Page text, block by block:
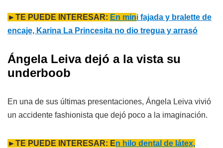
►TE PUEDE INTERESAR: En mini fajada y bralette de
encaje, Karina La Princesita no dio tregua y arrasó
Ángela Leiva dejó a la vista su
underboob
En una de sus últimas presentaciones, Ángela Leiva vivió
un accidente fashionista que dejó poco a la imaginación.
►TE PUEDE INTERESAR: En hilo dental de látex,